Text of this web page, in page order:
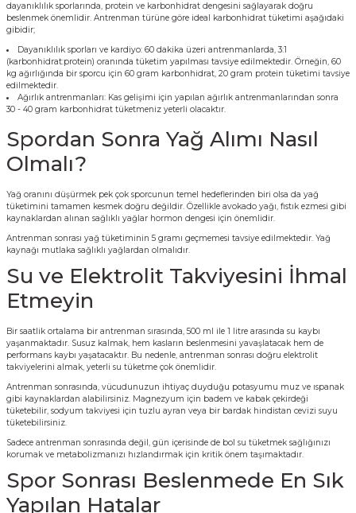
dayanıklılık sporlarında, protein ve karbonhidrat dengesini sağlayarak doğru
beslenmek önemlidir. Antrenman türüne göre ideal karbonhidrat tüketimi aşağıdaki
gibidir;
Dayanıklılık sporları ve kardiyo: 60 dakika üzeri antrenmanlarda, 3:1
(karbonhidrat:protein) oranında tüketim yapılması tavsiye edilmektedir. Örneğin, 60
kg ağırlığında bir sporcu için 60 gram karbonhidrat, 20 gram protein tüketimi tavsiye
edilmektedir.
Ağırlık antrenmanları: Kas gelişimi için yapılan ağırlık antrenmanlarından sonra
30 - 40 gram karbonhidrat tüketmeniz yeterli olacaktır.
Spordan Sonra Yağ Alımı Nasıl
Olmalı?
Yağ oranını düşürmek pek çok sporcunun temel hedeflerinden biri olsa da yağ
tüketimini tamamen kesmek doğru değildir. Özellikle avokado yağı, fıstık ezmesi gibi
kaynaklardan alınan sağlıklı yağlar hormon dengesi için önemlidir.
Antrenman sonrası yağ tüketiminin 5 gramı geçmemesi tavsiye edilmektedir. Yağ
kaynağı mutlaka sağlıklı yağlardan olmalıdır.
Su ve Elektrolit Takviyesini İhmal
Etmeyin
Bir saatlik ortalama bir antrenman sırasında, 500 ml ile 1 litre arasında su kaybı
yaşanmaktadır. Susuz kalmak, hem kasların beslenmesini yavaşlatacak hem de
performans kaybı yaşatacaktır. Bu nedenle, antrenman sonrası doğru elektrolit
takviyelerini almak, yeterli su tüketme çok önemlidir.
Antrenman sonrasında, vücudunuzun ihtiyaç duyduğu potasyumu muz ve ıspanak
gibi kaynaklardan alabilirsiniz. Magnezyum için badem ve kabak çekirdeği
tüketebilir, sodyum takviyesi için tuzlu ayran veya bir bardak hindistan cevizi suyu
tüketebilirsiniz.
Sadece antrenman sonrasında değil, gün içerisinde de bol su tüketmek sağlığınızı
korumak ve metabolizmanızı hızlandırmak için kritik önem taşımaktadır.
Spor Sonrası Beslenmede En Sık
Yapılan Hatalar